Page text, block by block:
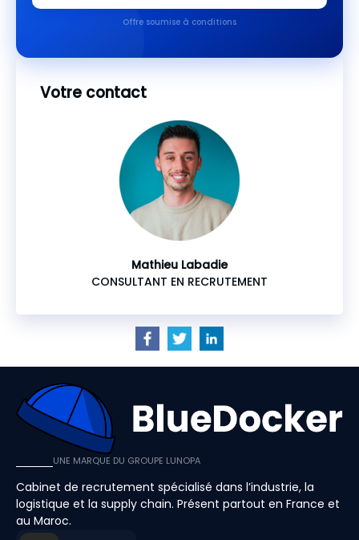
Offre soumise à conditions
Votre contact
Mathieu Labadie
CONSULTANT EN RECRUTEMENT
UNE MARQUE DU GROUPE LUNOPA
Cabinet de recrutement spécialisé dans l’industrie, la
logistique et la supply chain. Présent partout en France et
au Maroc.